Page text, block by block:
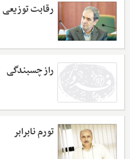
رقابت توزیعی
راز چسبندگی
تورم نابرابر